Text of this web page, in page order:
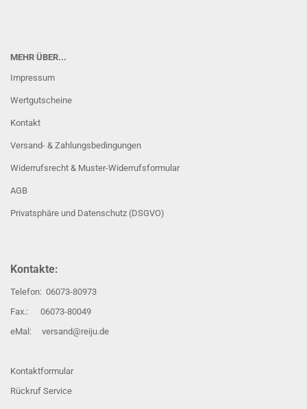
MEHR ÜBER...
Impressum
Wertgutscheine
Kontakt
Versand- & Zahlungsbedingungen
Widerrufsrecht & Muster-Widerrufsformular
AGB
Privatsphäre und Datenschutz (DSGVO)
Kontakte:
Telefon: 06073-80973
Fax.: 06073-80049
eMal: versand@reiju.de
Kontaktformular
Rückruf Service